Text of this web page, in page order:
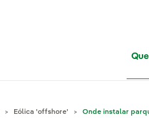
Eólica 'offshore' Onde instalar